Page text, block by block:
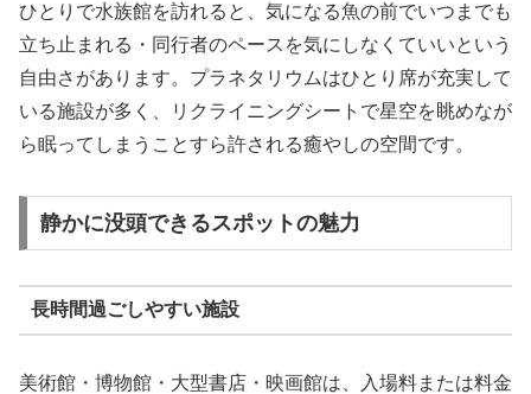
ひとりで水族館を訪れると、気になる魚の前でいつまでも
立ち止まれる・同行者のペースを気にしなくていいという
自由さがあります。プラネタリウムはひとり席が充実して
いる施設が多く、リクライニングシートで星空を眺めなが
ら眠ってしまうことすら許される癒やしの空間です。
静かに没頭できるスポットの魅力
長時間過ごしやすい施設
美術館・博物館・大型書店・映画館は、入場料または料金